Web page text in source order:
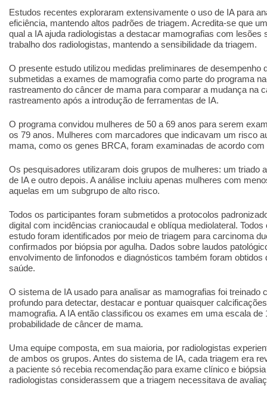
Estudos recentes exploraram extensivamente o uso de IA para
eficiência, mantendo altos padrões de triagem. Acredita-se que
qual a IA ajuda radiologistas a destacar mamografias com lesões
trabalho dos radiologistas, mantendo a sensibilidade da triagem.
O presente estudo utilizou medidas preliminares de desempenho
submetidas a exames de mamografia como parte do programa
rastreamento do câncer de mama para comparar a mudança na
rastreamento após a introdução de ferramentas de IA.
O programa convidou mulheres de 50 a 69 anos para serem
os 79 anos. Mulheres com marcadores que indicavam um risco
mama, como os genes BRCA, foram examinadas de acordo
Os pesquisadores utilizaram dois grupos de mulheres: um triado
de IA e outro depois. A análise incluiu apenas mulheres com
aquelas em um subgrupo de alto risco.
Todos os participantes foram submetidos a protocolos
digital com incidências craniocaudal e oblíqua mediolateral.
estudo foram identificados por meio de triagem para carcinoma
confirmados por biópsia por agulha. Dados sobre laudos
envolvimento de linfonodos e diagnósticos também foram obtidos
saúde.
O sistema de IA usado para analisar as mamografias foi treinado
profundo para detectar, destacar e pontuar quaisquer
mamografia. A IA então classificou os exames em uma escala de
probabilidade de câncer de mama.
Uma equipe composta, em sua maioria, por radiologistas
de ambos os grupos. Antes do sistema de IA, cada triagem era
a paciente só recebia recomendação para exame clínico e
radiologistas considerassem que a triagem necessitava de